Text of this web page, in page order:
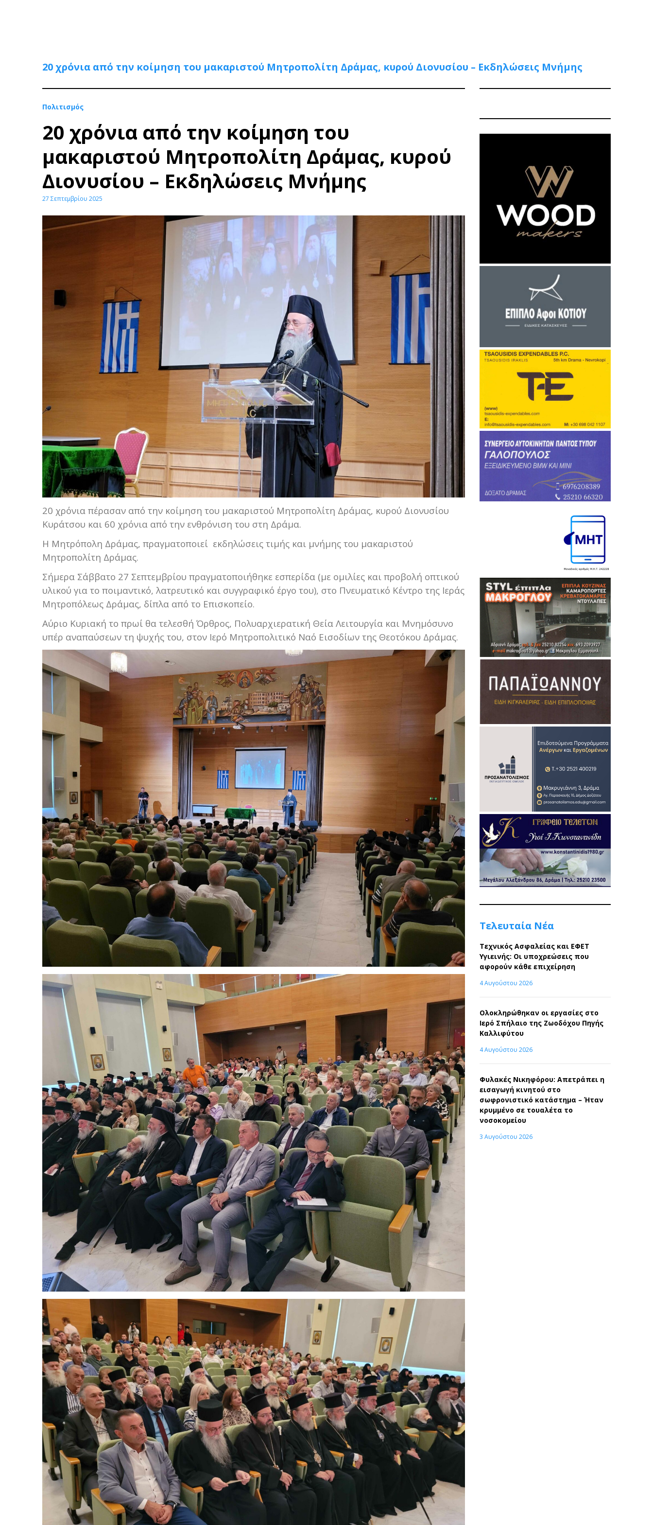
20 χρόνια από την κοίμηση του μακαριστού Μητροπολίτη Δράμας, κυρού Διονυσίου – Εκδηλώσεις Μνήμης
Πολιτισμός
20 χρόνια από την κοίμηση του
μακαριστού Μητροπολίτη Δράμας, κυρού
Διονυσίου – Εκδηλώσεις Μνήμης
27 Σεπτεμβρίου 2025
20 χρόνια πέρασαν από την κοίμηση του μακαριστού Μητροπολίτη Δράμας, κυρού Διονυσίου
Κυράτσου και 60 χρόνια από την ενθρόνιση του στη Δράμα.
Η Μητρόπολη Δράμας, πραγματοποιεί εκδηλώσεις τιμής και μνήμης του μακαριστού
Μητροπολίτη Δράμας.
Σήμερα Σάββατο 27 Σεπτεμβρίου πραγματοποιήθηκε εσπερίδα (με ομιλίες και προβολή οπτικού
υλικού για το ποιμαντικό, λατρευτικό και συγγραφικό έργο του), στο Πνευματικό Κέντρο της Ιεράς
Μητροπόλεως Δράμας, δίπλα από το Επισκοπείο.
Αύριο Κυριακή το πρωί θα τελεσθή Όρθρος, Πολυαρχιερατική Θεία Λειτουργία και Μνημόσυνο
υπέρ αναπαύσεων τη ψυχής του, στον Ιερό Μητροπολιτικό Ναό Εισοδίων της Θεοτόκου Δράμας.
Τελευταία Νέα
Τεχνικός Ασφαλείας και ΕΦΕΤ
Υγιεινής: Οι υποχρεώσεις που
αφορούν κάθε επιχείρηση
4 Αυγούστου 2026
Ολοκληρώθηκαν οι εργασίες στο
Ιερό Σπήλαιο της Ζωοδόχου Πηγής
Καλλιφύτου
4 Αυγούστου 2026
Φυλακές Νικηφόρου: Απετράπει η
εισαγωγή κινητού στο
σωφρονιστικό κατάστημα – Ήταν
κρυμμένο σε τουαλέτα το
νοσοκομείου
3 Αυγούστου 2026